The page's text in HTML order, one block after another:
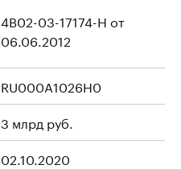
4B02-03-17174-H от
06.06.2012
RU000A1026H0
3 млрд руб.
02.10.2020